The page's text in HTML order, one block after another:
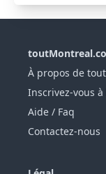
À propos de
Inscrivez-vous
Aide / Faq
Contactez-nous